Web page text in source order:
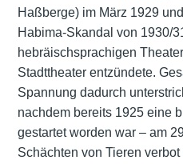
Haßberge) im März 1929
Habima-Skandal von 1930/
hebräischsprachigen
Stadttheater entzündete.
Spannung dadurch
nachdem bereits 1925 eine
gestartet worden war – am
Schächten von Tieren